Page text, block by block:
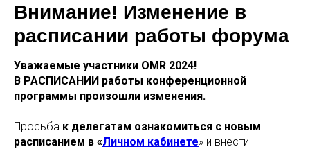
Внимание! Изменение в
расписании работы форума
Уважаемые участники OMR 2024!
В РАСПИСАНИИ работы конференционной
программы произошли изменения.
Просьба к делегатам ознакомиться с новым
расписанием в «Личном кабинете» и внести